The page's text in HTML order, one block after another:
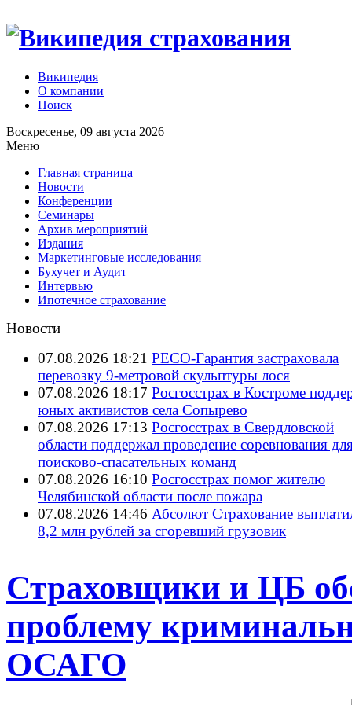
Википедия
О компании
Поиск
Воскресенье, 09 августа 2026
Меню
Главная страница
Новости
Конференции
Семинары
Архив мероприятий
Издания
Маркетинговые исследования
Бухучет и Аудит
Интервью
Ипотечное страхование
Новости
07.08.2026 18:21 РЕСО-Гарантия застраховала
перевозку 9-метровой скульптуры лося
07.08.2026 18:17 Росгосстрах в Костроме
юных активистов села Сопырево
07.08.2026 17:13 Росгосстрах в Свердловской
области поддержал проведение соревнования
поисково‑спасательных команд
07.08.2026 16:10 Росгосстрах помог жителю
Челябинской области после пожара
07.08.2026 14:46 Абсолют Страхование
8,2 млн рублей за сгоревший грузовик
Страховщики и ЦБ
проблему
ОСАГО